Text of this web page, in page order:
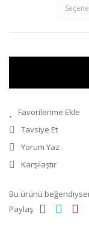
Tavsiye Et
Yorum Yaz
Karşılaştır
Bu ürünü
Paylaş